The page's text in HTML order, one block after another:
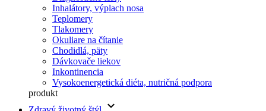
Inhalátory, výplach nosa
Teplomery
Tlakomery
Okuliare na čítanie
Chodidlá, päty
Dávkovače liekov
Inkontinencia
Vysokoenergetická diéta, nutričná podpora
produkt
keyboard_arrow_down